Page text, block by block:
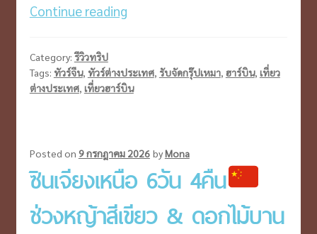
Continue readingเช็ค
บิน
หมู่บ้าน
เมือง
น้ำ
Category: รีวิวทริป
Tags: ทัวร์จีน, ทัวร์ต่างประเทศ, รับจัดกรุ๊ปเหมา, ฮาร์บิน, เที่ยว
ต่างประเทศ, เที่ยวฮาร์บิน
Posted on 9 กรกฎาคม 2026 byMona
ซินเจียงเหนือ 6วัน 4คืน
ช่วงหญ้าสีเขียว & ดอกไม้บาน